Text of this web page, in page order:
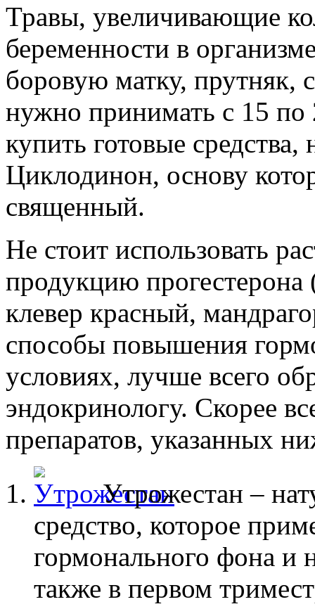
Травы, увеличивающие
беременности в
боровую матку, прутняк,
нужно принимать с 15
купить готовые
Циклодинон, основу
священный.
Не стоит использовать
продукцию прогестерона
клевер красный,
способы повышения
условиях, лучше всего
эндокринологу. Скорее
препаратов, указанных
Утрожестан –
средство, которое
гормонального фона и
также в первом